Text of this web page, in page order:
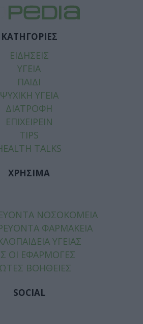
ΚΑΤΗΓΟΡΙΕΣ
ΕΙΔΗΣΕΙΣ
ΥΓΕΙΑ
ΠΑΙΔΙ
ΨΥΧΙΚΗ ΥΓΕΙΑ
ΔΙΑΤΡΟΦΗ
ΕΠΙΧΕΙΡΕΙΝ
TIPS
TALKS
ΧΡΗΣΙΜΑ
ΝΟΣΟΚΟΜΕΙΑ
ΦΑΡΜΑΚΕΙΑ
ΥΓΕΙΑΣ
ΟΙ ΕΦΑΡΜΟΓΕΣ
ΒΟΗΘΕΙΕΣ
SOCIAL